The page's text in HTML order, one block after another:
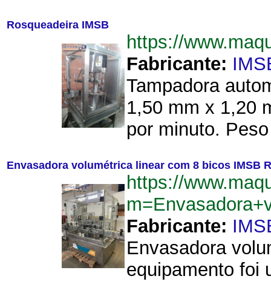
Rosqueadeira IMSB
https://
Fabricante:
Tampadora
1,50 mm x 1,20
por minuto.
Envasadora volumétrica linear com 8 bicos IMSB
https://
Fabricante:
Envasadora
equipamento foi